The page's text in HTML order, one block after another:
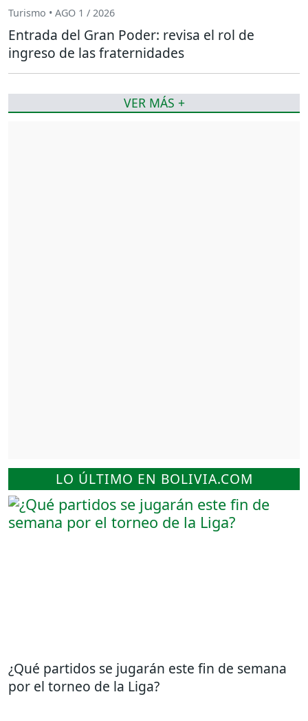
LO ÚLTIMO EN BOLIVIA.COM
¿Qué partidos se jugarán este fin de semana
por el torneo de la Liga?
Turismo • AGO 1 / 2026
Entrada del Gran Poder: revisa el rol de
ingreso de las fraternidades
VER MÁS +